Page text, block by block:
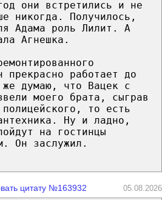
они встретились и не
никогда. Получилось,
Адама роль Лилит. А
Агнешка.
прекрасно работает до
думаю, что Вацек с
моего брата, сыграв
то есть
Ну и ладно,
на гостинцы
Он заслужил.
цитату №163932 05.08.2026